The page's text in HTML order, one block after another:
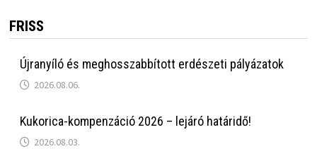
FRISS
Újranyíló és meghosszabbított erdészeti pályázatok
2026.08.06.
Kukorica-kompenzáció 2026 – lejáró határidő!
2026.08.03.